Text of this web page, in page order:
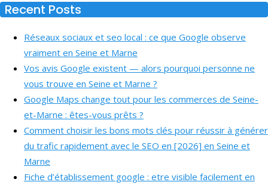
Recent Posts
Réseaux sociaux et seo local : ce que Google observe
vraiment en Seine et Marne
Vos avis Google existent — alors pourquoi personne ne
vous trouve en Seine et Marne ?
Google Maps change tout pour les commerces de Seine-
et-Marne : êtes-vous prêts ?
Comment choisir les bons mots clés pour réussir à générer
du trafic rapidement avec le SEO en [2026] en Seine et
Marne
Fiche d’établissement google : etre visible facilement en